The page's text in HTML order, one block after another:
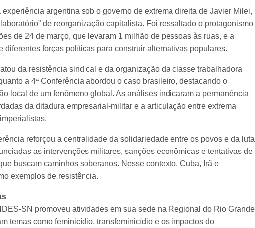
experiência argentina sob o governo de extrema direita de Javier Milei,
de reorganização capitalista. Foi ressaltado o protagonismo
de 24 de março, que levaram 1 milhão de pessoas às ruas, e a
diferentes forças políticas para construir alternativas populares.
da resistência sindical e da organização da classe trabalhadora
a 4ª Conferência abordou o caso brasileiro, destacando o
local de um fenômeno global. As análises indicaram a permanência
da ditadura empresarial-militar e a articulação entre extrema
reforçou a centralidade da solidariedade entre os povos e da luta
as intervenções militares, sanções econômicas e tentativas de
buscam caminhos soberanos. Nesse contexto, Cuba, Irã e
exemplos de resistência.
SN promoveu atividades em sua sede na Regional do Rio Grande
temas como feminicídio, transfeminicídio e os impactos do